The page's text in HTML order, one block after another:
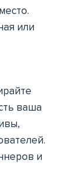
или
ваша
и